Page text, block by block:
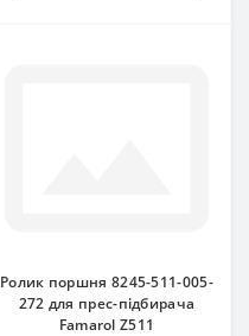
Ролик поршня 8245-511-005-
272 для прес-підбирача
Famarol Z511